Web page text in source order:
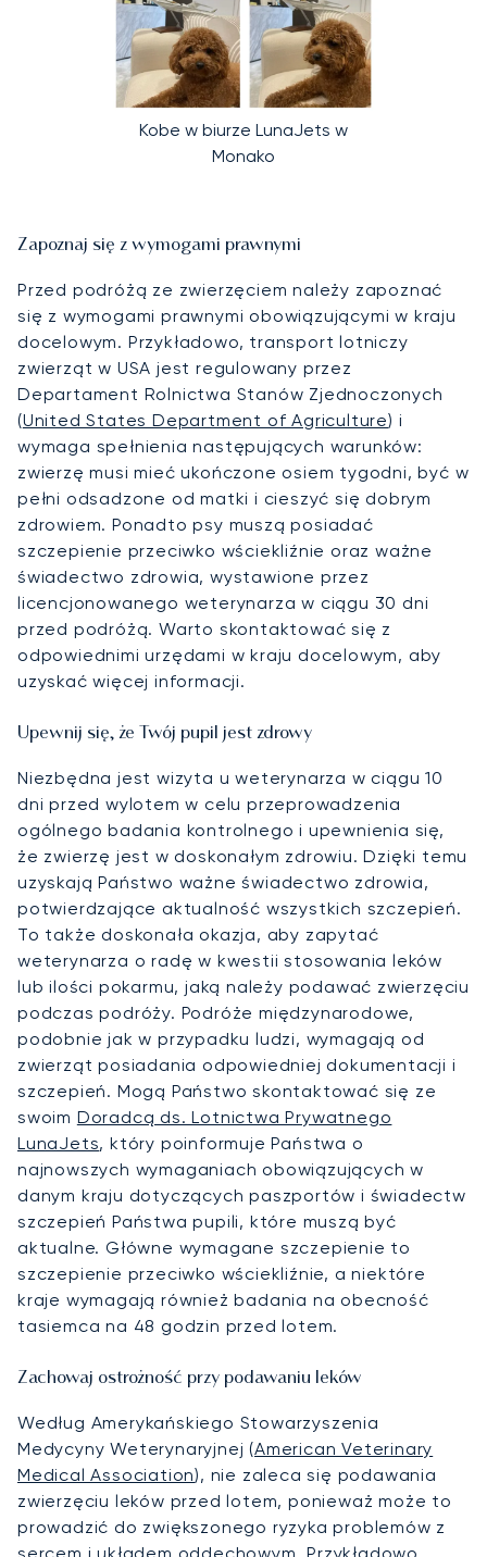
Kobe w biurze LunaJets w
Monako
Zapoznaj się z wymogami prawnymi
Przed podróżą ze zwierzęciem należy zapoznać
się z wymogami prawnymi obowiązującymi w kraju
docelowym. Przykładowo, transport lotniczy
zwierząt w USA jest regulowany przez
Departament Rolnictwa Stanów Zjednoczonych
(United States Department of Agriculture) i
wymaga spełnienia następujących warunków:
zwierzę musi mieć ukończone osiem tygodni, być w
pełni odsadzone od matki i cieszyć się dobrym
zdrowiem. Ponadto psy muszą posiadać
szczepienie przeciwko wściekliźnie oraz ważne
świadectwo zdrowia, wystawione przez
licencjonowanego weterynarza w ciągu 30 dni
przed podróżą. Warto skontaktować się z
odpowiednimi urzędami w kraju docelowym, aby
uzyskać więcej informacji.
Upewnij się, że Twój pupil jest zdrowy
Niezbędna jest wizyta u weterynarza w ciągu 10
dni przed wylotem w celu przeprowadzenia
ogólnego badania kontrolnego i upewnienia się,
że zwierzę jest w doskonałym zdrowiu. Dzięki temu
uzyskają Państwo ważne świadectwo zdrowia,
potwierdzające aktualność wszystkich szczepień.
To także doskonała okazja, aby zapytać
weterynarza o radę w kwestii stosowania leków
lub ilości pokarmu, jaką należy podawać zwierzęciu
podczas podróży. Podróże międzynarodowe,
podobnie jak w przypadku ludzi, wymagają od
zwierząt posiadania odpowiedniej dokumentacji i
szczepień. Mogą Państwo skontaktować się ze
swoim Doradcą ds. Lotnictwa Prywatnego
LunaJets, który poinformuje Państwa o
najnowszych wymaganiach obowiązujących w
danym kraju dotyczących paszportów i świadectw
szczepień Państwa pupili, które muszą być
aktualne. Główne wymagane szczepienie to
szczepienie przeciwko wściekliźnie, a niektóre
kraje wymagają również badania na obecność
tasiemca na 48 godzin przed lotem.
Zachowaj ostrożność przy podawaniu leków
Według Amerykańskiego Stowarzyszenia
Medycyny Weterynaryjnej (American Veterinary
Medical Association), nie zaleca się podawania
zwierzęciu leków przed lotem, ponieważ może to
prowadzić do zwiększonego ryzyka problemów z